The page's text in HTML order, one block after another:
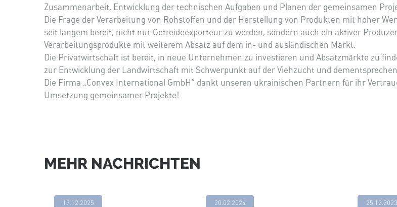
Zusammenarbeit, Entwicklung der technischen Aufgaben und Planen der gemeinsamen
Die Frage der Verarbeitung von Rohstoffen und der Herstellung von Produkten mit hoher
seit langem bereit, nicht nur Getreideexporteur zu werden, sondern auch ein aktiver
Verarbeitungsprodukte mit weiterem Absatz auf dem in- und ausländischen Markt.
Die Privatwirtschaft ist bereit, in neue Unternehmen zu investieren und Absatzmärkte zu
zur Entwicklung der Landwirtschaft mit Schwerpunkt auf der Viehzucht und
Die Firma „Convex International GmbH“ dankt unseren ukrainischen Partnern für ihr
Umsetzung gemeinsamer Projekte!
MEHR NACHRICHTEN
17.12.2025 20.02.2024 25.12.2023